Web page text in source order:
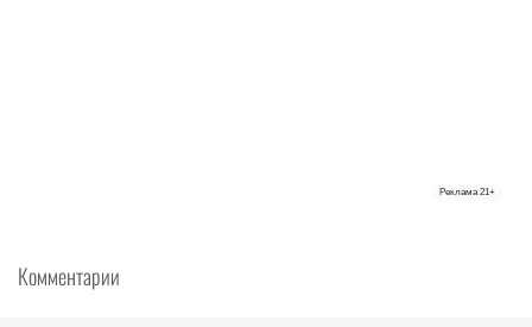
Реклама 21+
Комментарии